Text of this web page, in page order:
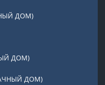
ДОМ)
ДОМ)
ДОМ)